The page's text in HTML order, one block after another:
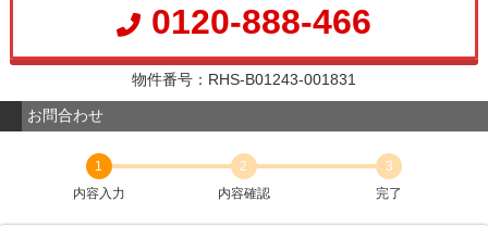
0120-888-466
物件番号：RHS-B01243-001831
お問合わせ
1
内容入力
2
内容確認
3
完了